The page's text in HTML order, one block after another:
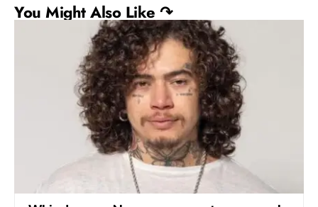
You Might Also Like ↷